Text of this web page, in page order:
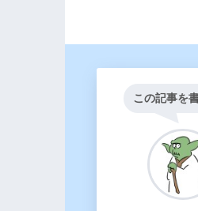
この記事を